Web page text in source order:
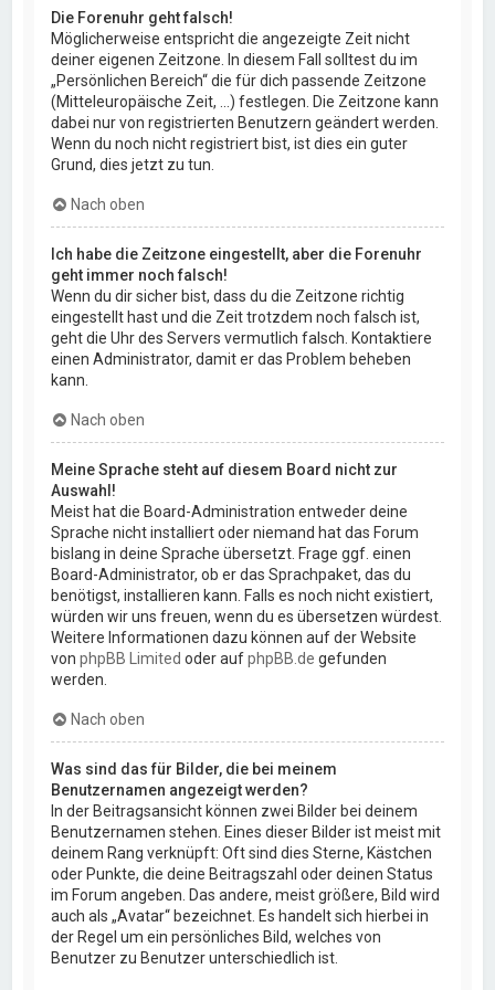
Die Forenuhr geht falsch!
Möglicherweise entspricht die angezeigte Zeit nicht
deiner eigenen Zeitzone. In diesem Fall solltest du im
„Persönlichen Bereich“ die für dich passende Zeitzone
(Mitteleuropäische Zeit, ...) festlegen. Die Zeitzone kann
dabei nur von registrierten Benutzern geändert werden.
Wenn du noch nicht registriert bist, ist dies ein guter
Grund, dies jetzt zu tun.
Nach oben
Ich habe die Zeitzone eingestellt, aber die Forenuhr
geht immer noch falsch!
Wenn du dir sicher bist, dass du die Zeitzone richtig
eingestellt hast und die Zeit trotzdem noch falsch ist,
geht die Uhr des Servers vermutlich falsch. Kontaktiere
einen Administrator, damit er das Problem beheben
kann.
Nach oben
Meine Sprache steht auf diesem Board nicht zur
Auswahl!
Meist hat die Board-Administration entweder deine
Sprache nicht installiert oder niemand hat das Forum
bislang in deine Sprache übersetzt. Frage ggf. einen
Board-Administrator, ob er das Sprachpaket, das du
benötigst, installieren kann. Falls es noch nicht existiert,
würden wir uns freuen, wenn du es übersetzen würdest.
Weitere Informationen dazu können auf der Website
vonphpBB Limited oder aufphpBB.de gefunden
werden.
Nach oben
Was sind das für Bilder, die bei meinem
Benutzernamen angezeigt werden?
In der Beitragsansicht können zwei Bilder bei deinem
Benutzernamen stehen. Eines dieser Bilder ist meist mit
deinem Rang verknüpft: Oft sind dies Sterne, Kästchen
oder Punkte, die deine Beitragszahl oder deinen Status
im Forum angeben. Das andere, meist größere, Bild wird
auch als „Avatar“ bezeichnet. Es handelt sich hierbei in
der Regel um ein persönliches Bild, welches von
Benutzer zu Benutzer unterschiedlich ist.